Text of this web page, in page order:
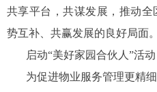
共享平台，共谋发展，推动
势互补、共赢发展的良好局面。
启动“美好家园合伙人”活
为促进物业服务管理更精